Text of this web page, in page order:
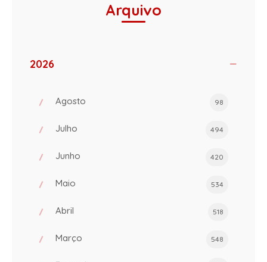
Arquivo
2026
Agosto 98
Julho 494
Junho 420
Maio 534
Abril 518
Março 548